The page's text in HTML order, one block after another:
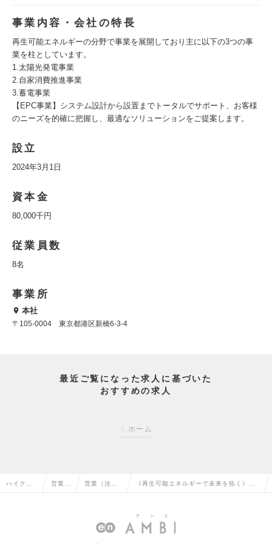
事業内容・会社の特長
再生可能エネルギーの分野で事業を展開しており主に以下の3つの事
業を柱としています。
1.太陽光発電事業
2.自家消費推進事業
3.蓄電事業
【EPC事業】システム設計から設置までトータルでサポート、お客様
のニーズを的確に把握し、最適なソリューションをご提案します。
設立
2024年3月1日
資本金
80,000千円
従業員数
8名
事業所
本社
〒105-0004 東京都港区新橋6-3-4
最近ご覧になった求人に基づいた
おすすめの求人
ホーム
ハイクラ 営業系 営業（法人 《再生可能エネルギーで未来を拓く》太